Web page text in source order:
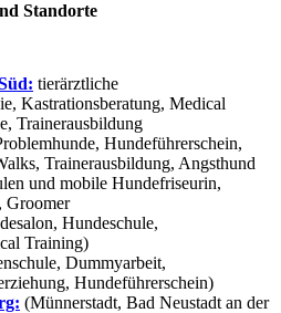
Standorte
tierärztliche
Kastrationsberatung, Medical
Trainerausbildung
Hundeführerschein,
Trainerausbildung, Angsthund
und mobile Hundefriseurin,
Groomer
Hundeschule,
Training)
Dummyarbeit,
Hundeführerschein)
(Münnerstadt, Bad Neustadt an der